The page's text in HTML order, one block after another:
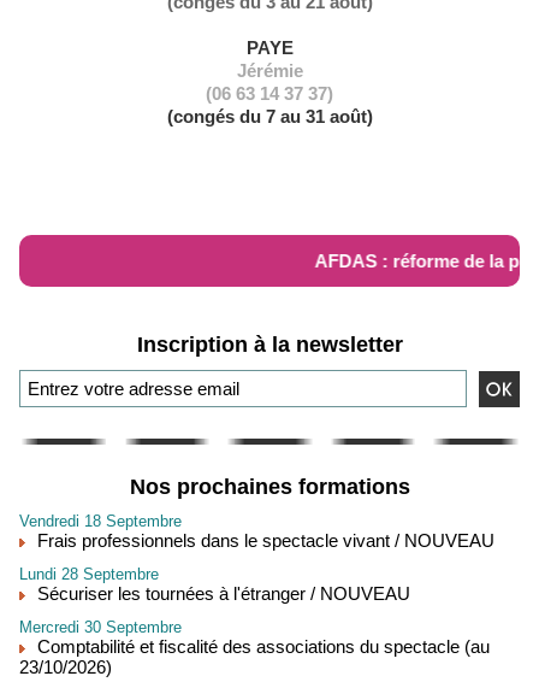
PAYE
Jérémie
(06 63 14 37 37)
(congés du 7 au 31 août)
AFDAS : réforme de la
Inscription à la newsletter
Nos prochaines formations
Vendredi 18 Septembre
Frais professionnels dans le spectacle vivant / NOUVEAU
Lundi 28 Septembre
Sécuriser les tournées à l'étranger / NOUVEAU
Mercredi 30 Septembre
Comptabilité et fiscalité des associations du spectacle (au
23/10/2026)